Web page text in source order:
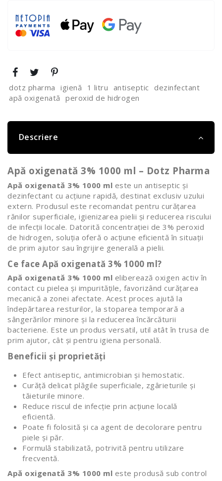
dotz pharma igienă 1 litru antiseptic dezinfectant
apă oxigenată peroxid de hidrogen
Descriere
Apă oxigenată 3% 1000 ml – Dotz Pharma
Apă oxigenată 3% 1000 ml este un antiseptic și
dezinfectant cu acțiune rapidă, destinat exclusiv uzului
extern. Produsul este recomandat pentru curățarea
rănilor superficiale, igienizarea pielii și reducerea riscului
de infecții locale. Datorită concentrației de 3% peroxid
de hidrogen, soluția oferă o acțiune eficientă în situații
de prim ajutor sau îngrijire generală a pielii.
Ce face Apă oxigenată 3% 1000 ml?
Apă oxigenată 3% 1000 ml eliberează oxigen activ în
contact cu pielea și impuritățile, favorizând curățarea
mecanică a zonei afectate. Acest proces ajută la
îndepărtarea resturilor, la stoparea temporară a
sângerărilor minore și la reducerea încărcăturii
bacteriene. Este un produs versatil, util atât în trusa de
prim ajutor, cât și pentru igiena personală.
Beneficii și proprietăți
Efect antiseptic, antimicrobian și hemostatic.
Curăță delicat plăgile superficiale, zgârieturile și
tăieturile minore.
Reduce riscul de infecție prin acțiune locală
eficientă.
Poate fi folosită și ca agent de decolorare pentru
piele și păr.
Formulă stabilizată, potrivită pentru utilizare
frecventă.
Apă oxigenată 3% 1000 ml este produsă sub control